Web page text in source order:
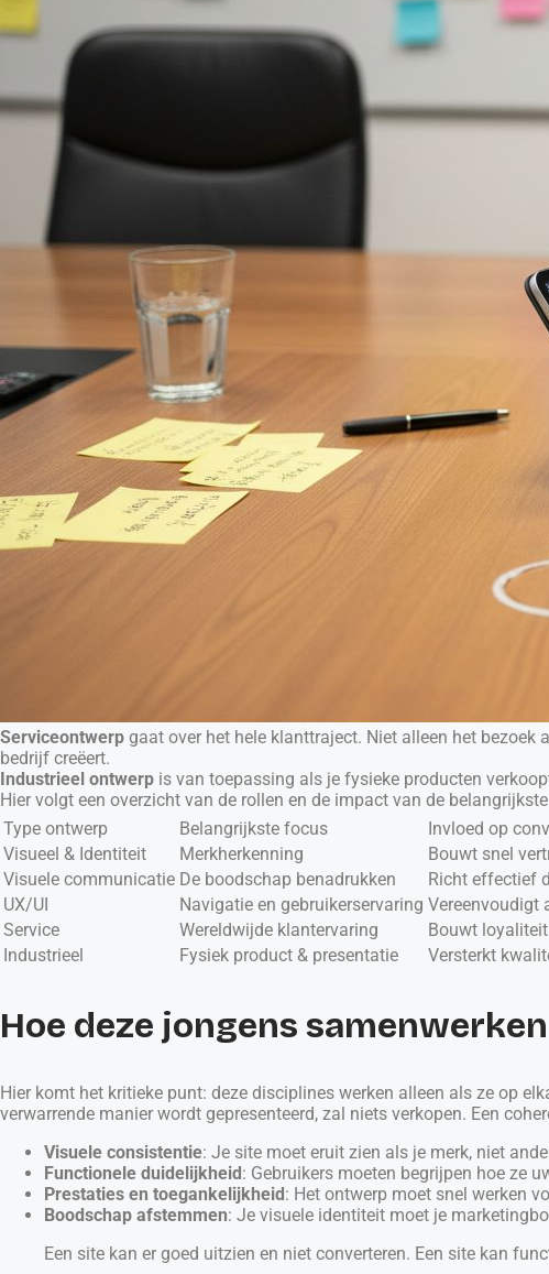
Serviceontwerp gaat over het hele klanttraject. Niet alleen het bezoek
bedrijf creëert.
Industrieel ontwerp is van toepassing als je fysieke producten
Hier volgt een overzicht van de rollen en de impact van de
Type ontwerp
Belangrijkste focus
Invloed op
Visueel & Identiteit
Merkherkenning
Bouwt snel
Visuele communicatie De boodschap benadrukken
Richt effectief
UX/UI
Navigatie en gebruikerservaring Vereenvoudigt
Service
Wereldwijde klantervaring
Bouwt
Industrieel
Fysiek product & presentatie Versterkt
Hoe deze jongens samenwerken
Hier komt het kritieke punt: deze disciplines werken alleen als ze op
verwarrende manier wordt gepresenteerd, zal niets verkopen. Een
Visuele consistentie: Je site moet eruit zien als je merk, niet
Functionele duidelijkheid: Gebruikers moeten begrijpen hoe ze
Prestaties en toegankelijkheid: Het ontwerp moet snel werken
Boodschap afstemmen: Je visuele identiteit moet je
Een site kan er goed uitzien en niet converteren. Een site kan